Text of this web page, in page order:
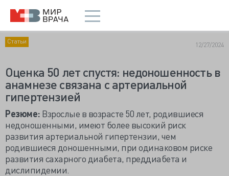
Статьи 12/27/2024
Оценка 50 лет спустя: недоношенность в
анамнезе связана с артериальной
гипертензией
Резюме: Взрослые в возрасте 50 лет, родившиеся
недоношенными, имеют более высокий риск
развития артериальной гипертензии, чем
родившиеся доношенными, при одинаковом риске
развития сахарного диабета, преддиабета и
дислипидемии.